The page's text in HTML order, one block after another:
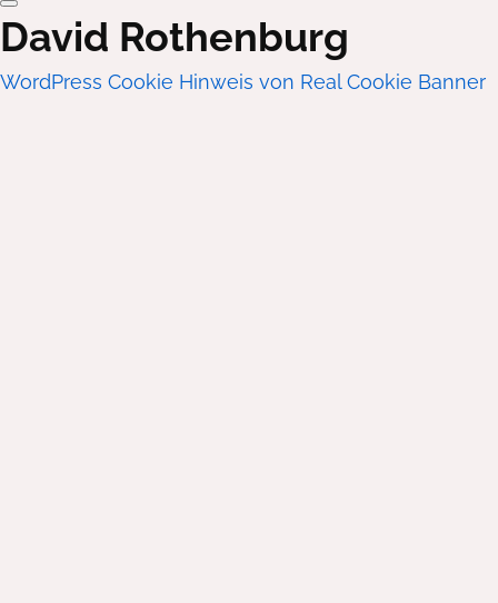
David Rothenburg
WordPress Cookie Hinweis von Real Cookie Banner